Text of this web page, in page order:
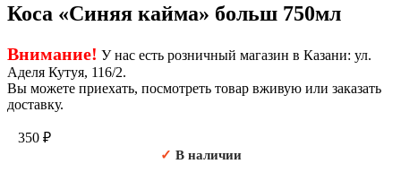
Коса «Синяя кайма» больш 750мл
Внимание! У нас есть розничный магазин в Казани: ул.
Аделя Кутуя, 116/2.
Вы можете приехать, посмотреть товар вживую или заказать
доставку.
350 ₽
✓ В наличии